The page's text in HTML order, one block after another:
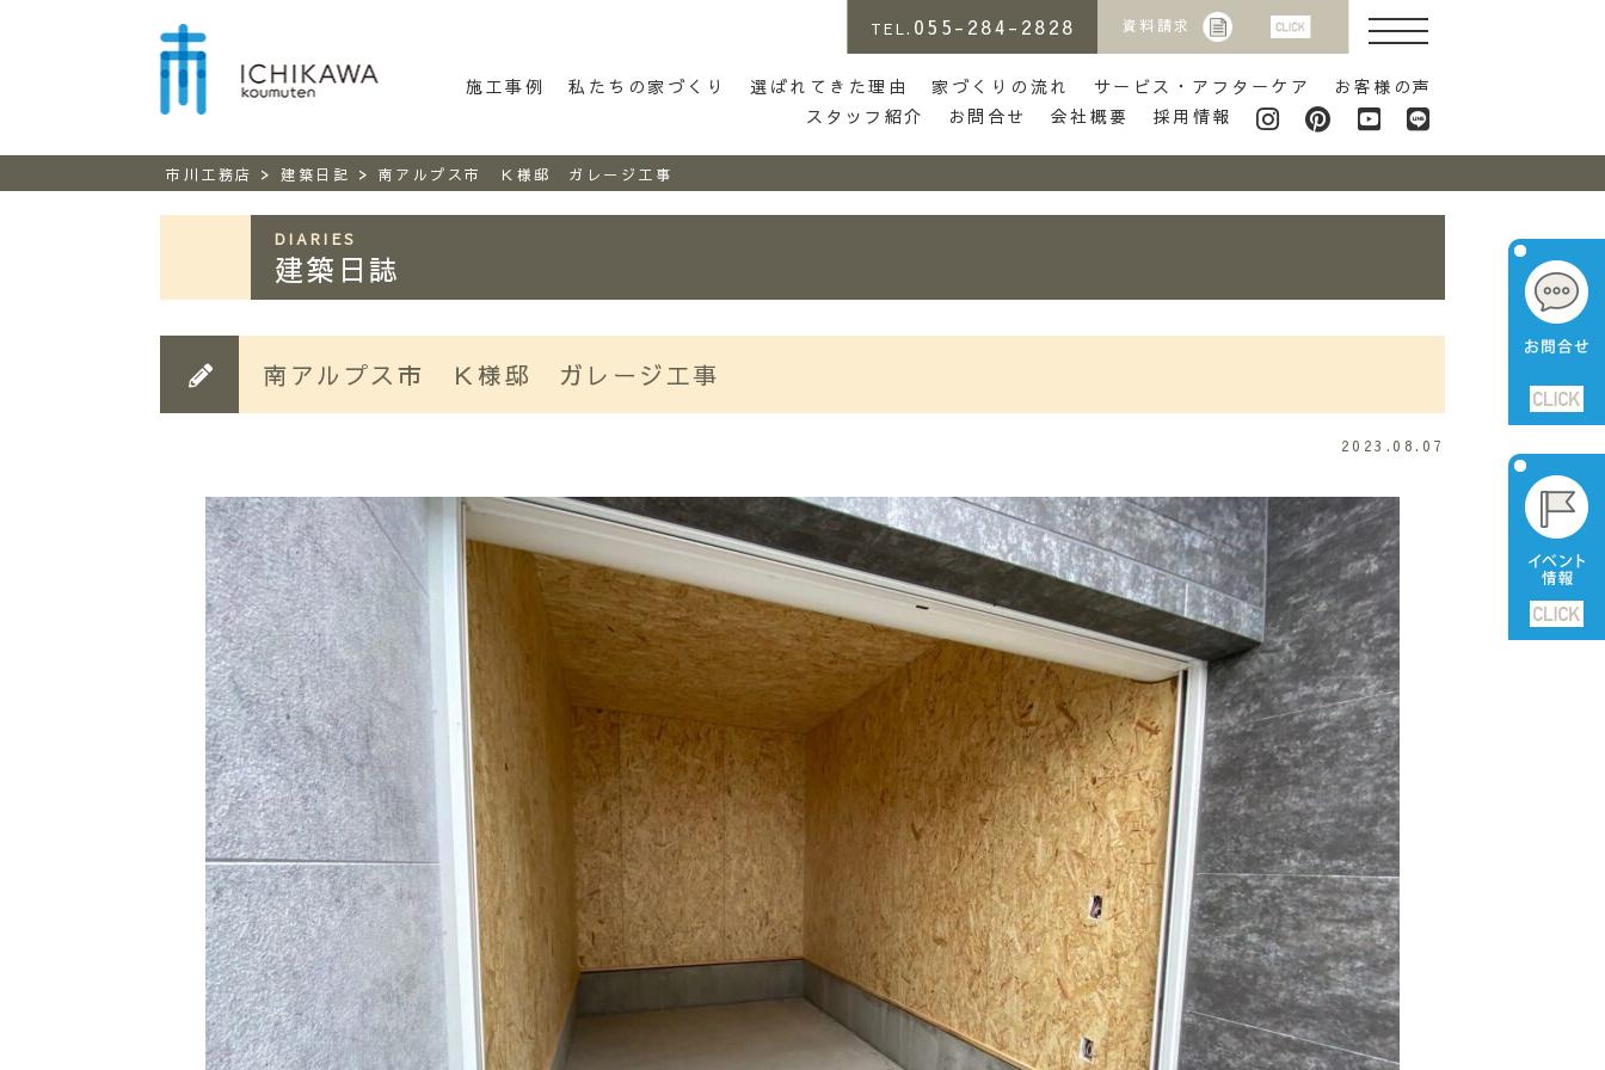
市川工務店 | らしさがある家づくり
TEL. 055-284-2828 資料請求
施工事例 私たちの家づくり 選ばれてきた理由 家づくりの流れ サービス・アフターケア
お客様の声
スタッフ紹介
お問合せ 会社概要 採用情報
市川工務店 >建築日記 > 南アルプス市 Ｋ様邸 ガレージ工事
DIARIES
建築日誌
南アルプス市 Ｋ様邸 ガレージ工事
2023.08.07